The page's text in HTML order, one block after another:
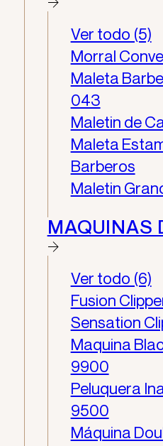
Ver todo (5)
Morral
Maleta
043
Maletin de
Maleta
Barberos
Maletin
MAQUINAS
Ver todo (6)
Fusion
Sensation
Maquina
9900
Peluquera
9500
Máquina